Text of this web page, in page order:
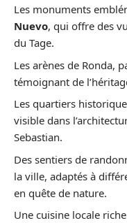
Les monuments
Nuevo, qui offre des
du Tage.
Les arènes de Ronda,
témoignant de
Les quartiers
visible dans
Sebastian.
Des sentiers de
la ville, adaptés à
en quête de nature.
Une cuisine locale